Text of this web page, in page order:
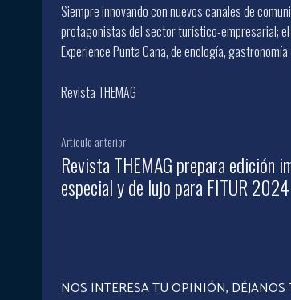
Siempre innovando con nuevos canales de
protagonistas del sector turístico-empresarial;
Experience Punta Cana, de enología,
Revista THEMAG
Artículo anterior
Revista THEMAG prepara edición
especial y de lujo para FITUR 2024
NOS INTERESA TU OPINIÓN,